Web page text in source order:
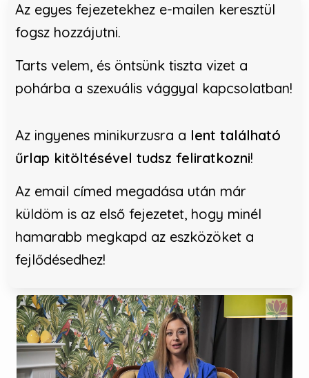
Az egyes fejezetekhez e-mailen keresztül
fogsz hozzájutni.
Tarts velem, és öntsünk tiszta vizet a
pohárba a szexuális vággyal kapcsolatban!
Az ingyenes minikurzusra a lent található
űrlap kitöltésével tudsz feliratkozni!
Az email címed megadása után már
küldöm is az első fejezetet, hogy minél
hamarabb megkapd az eszközöket a
fejlődésedhez!